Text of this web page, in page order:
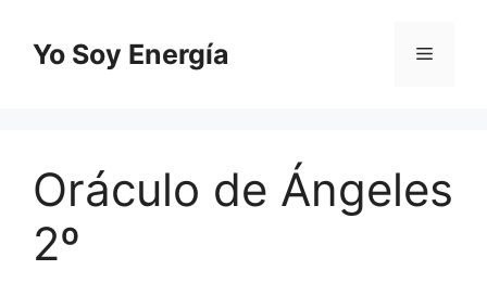
contenido
Yo Soy Energía Menú
Oráculo de Ángeles
2º